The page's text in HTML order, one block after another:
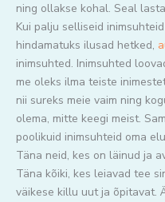
ning ollakse kohal. Seal
Kui palju selliseid
hindamatuks ilusad hetked,
inimsuhted. Inimsuhted
me oleks ilma teiste
nii sureks meie vaim ning
olema, mitte keegi meist.
poolikuid inimsuhteid oma
Täna neid, kes on läinud ja
Täna kõiki, kes leiavad tee
väikese killu uut ja õpitavat.